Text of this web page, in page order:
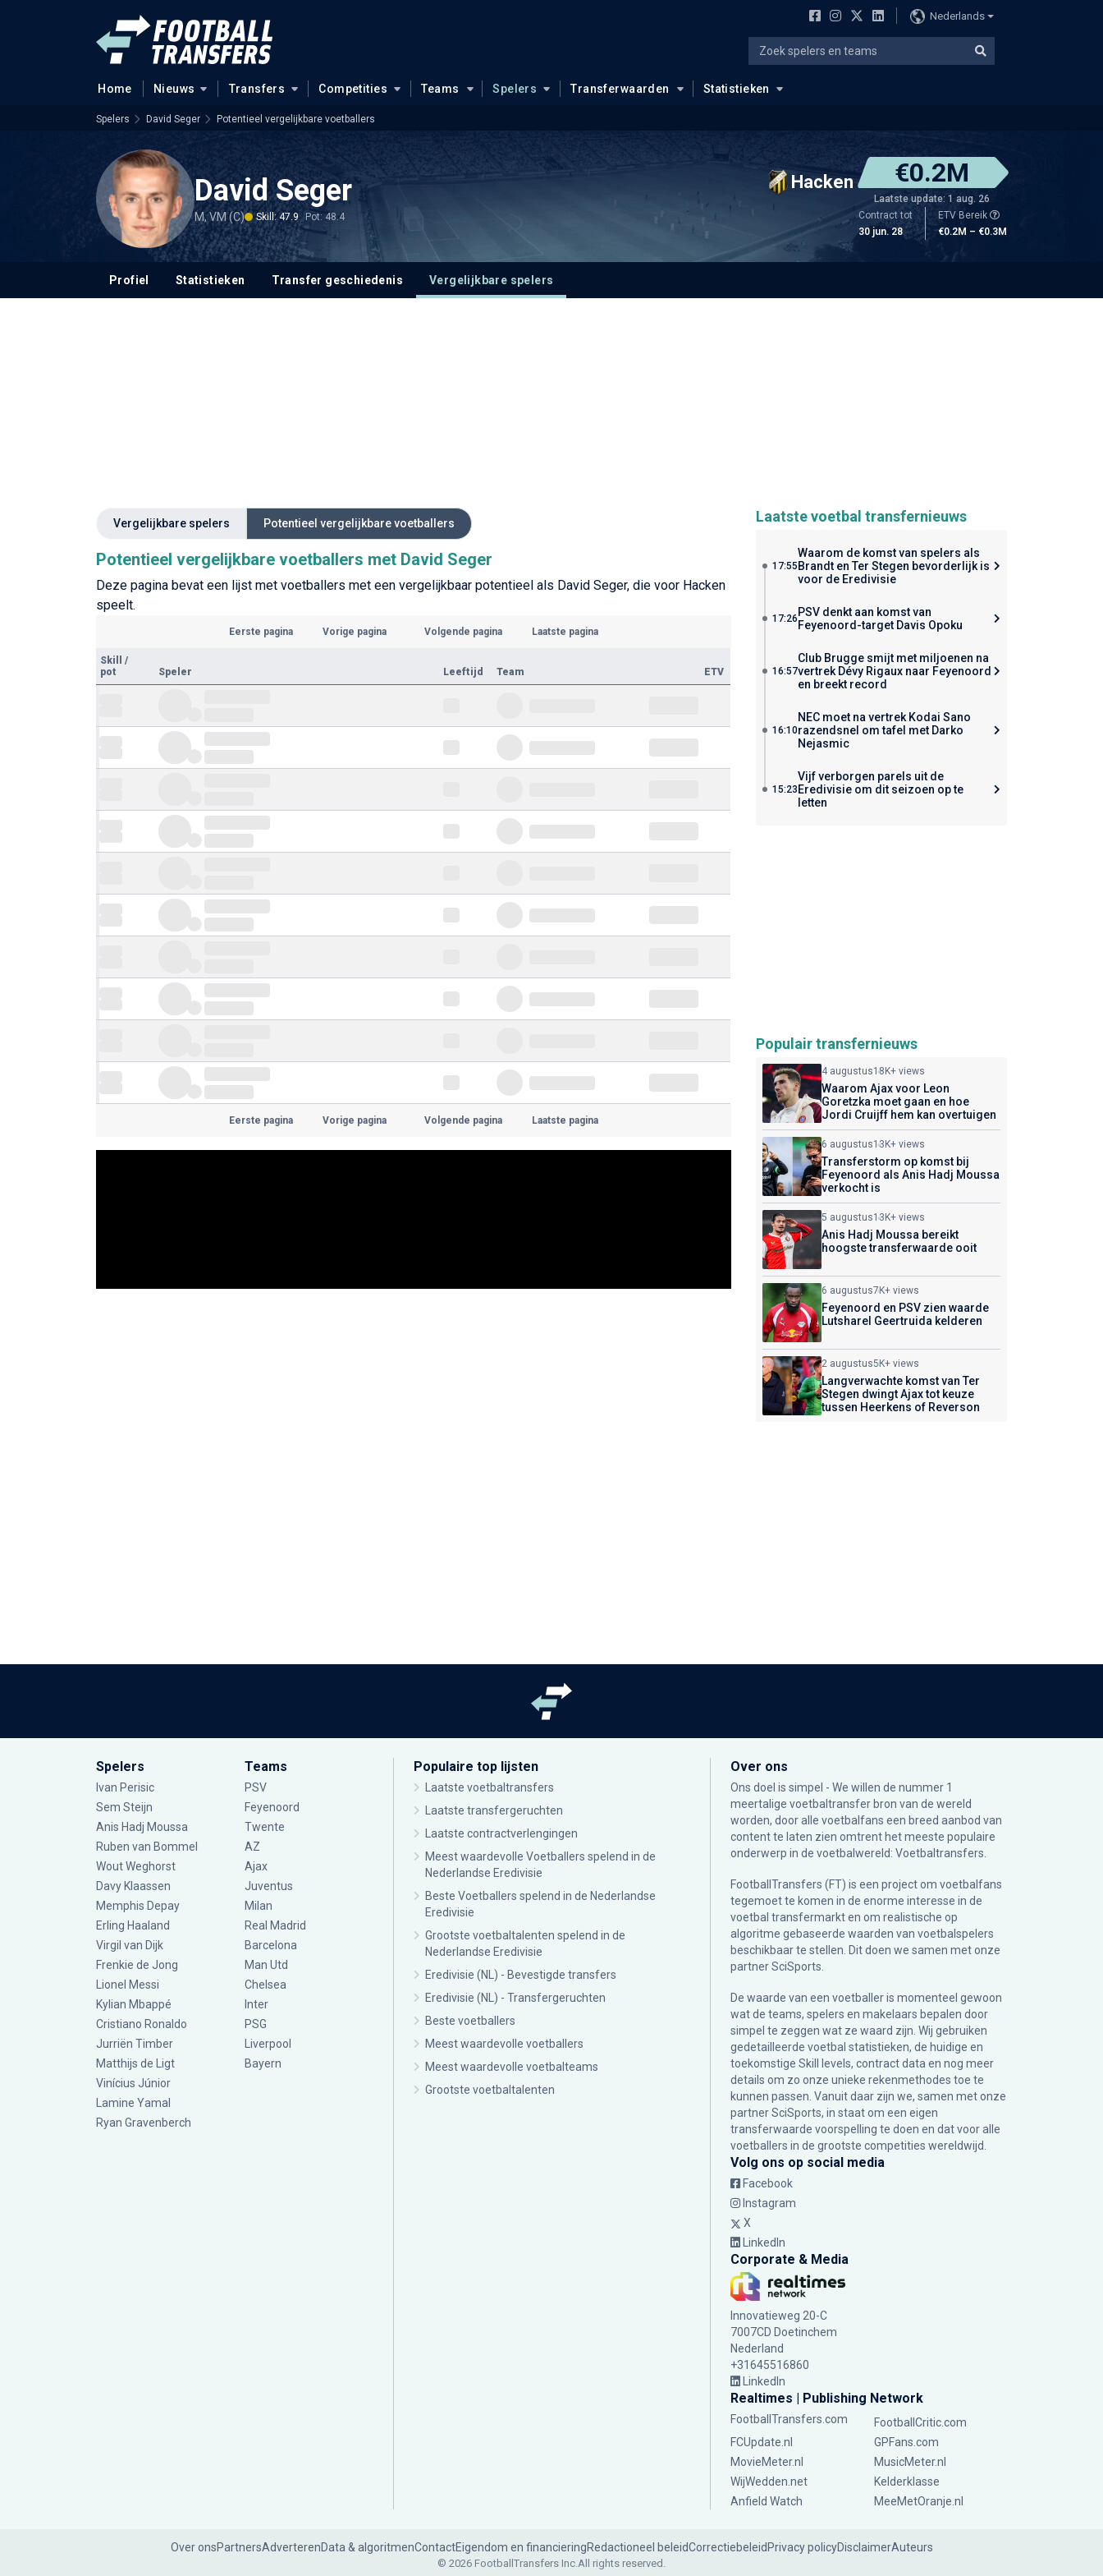
Nederlands
Home Nieuws Transfers Competities Teams Spelers Transferwaarden Statistieken
Spelers David Seger Potentieel vergelijkbare voetballers
David Seger
M, VM (C) Skill: 47.9 Pot: 48.4
Hacken €0.2M
Laatste update: 1 aug. 26
Contract tot
30 jun. 28
ETV Bereik
€0.2M – €0.3M
Profiel Statistieken Transfer geschiedenis Vergelijkbare spelers
Vergelijkbare spelers Potentieel vergelijkbare voetballers
Potentieel vergelijkbare voetballers met David Seger
Deze pagina bevat een lijst met voetballers met een vergelijkbaar potentieel als David Seger, die voor Hacken
speelt.
Eerste pagina Vorige pagina Volgende pagina Laatste pagina
Skill
/
pot
Speler Leeftijd Team ETV
Eerste pagina Vorige pagina Volgende pagina Laatste pagina
Laatste voetbal transfernieuws
17:55
Waarom de komst van spelers als
Brandt en Ter Stegen bevorderlijk is
voor de Eredivisie
17:26 PSV denkt aan komst van
Feyenoord-target Davis Opoku
16:57
Club Brugge smijt met miljoenen na
vertrek Dévy Rigaux naar Feyenoord
en breekt record
16:10
NEC moet na vertrek Kodai Sano
razendsnel om tafel met Darko
Nejasmic
15:23
Vijf verborgen parels uit de
Eredivisie om dit seizoen op te
letten
Populair transfernieuws
4 augustus18K+ views
Waarom Ajax voor Leon
Goretzka moet gaan en hoe
Jordi Cruijff hem kan overtuigen
6 augustus13K+ views
Transferstorm op komst bij
Feyenoord als Anis Hadj Moussa
verkocht is
5 augustus13K+ views
Anis Hadj Moussa bereikt
hoogste transferwaarde ooit
6 augustus7K+ views
Feyenoord en PSV zien waarde
Lutsharel Geertruida kelderen
2 augustus5K+ views
Langverwachte komst van Ter
Stegen dwingt Ajax tot keuze
tussen Heerkens of Reverson
Spelers
Ivan Perisic
Sem Steijn
Anis Hadj Moussa
Ruben van Bommel
Wout Weghorst
Davy Klaassen
Memphis Depay
Erling Haaland
Virgil van Dijk
Frenkie de Jong
Lionel Messi
Kylian Mbappé
Cristiano Ronaldo
Jurriën Timber
Matthijs de Ligt
Vinícius Júnior
Lamine Yamal
Ryan Gravenberch
Teams
PSV
Feyenoord
Twente
AZ
Ajax
Juventus
Milan
Real Madrid
Barcelona
Man Utd
Chelsea
Inter
PSG
Liverpool
Bayern
Populaire top lijsten
Laatste voetbaltransfers
Laatste transfergeruchten
Laatste contractverlengingen
Meest waardevolle Voetballers spelend in de
Nederlandse Eredivisie
Beste Voetballers spelend in de Nederlandse
Eredivisie
Grootste voetbaltalenten spelend in de
Nederlandse Eredivisie
Eredivisie (NL) - Bevestigde transfers
Eredivisie (NL) - Transfergeruchten
Beste voetballers
Meest waardevolle voetballers
Meest waardevolle voetbalteams
Grootste voetbaltalenten
Over ons
Ons doel is simpel - We willen de nummer 1
meertalige voetbaltransfer bron van de wereld
worden, door alle voetbalfans een breed aanbod van
content te laten zien omtrent het meeste populaire
onderwerp in de voetbalwereld: Voetbaltransfers.
FootballTransfers (FT) is een project om voetbalfans
tegemoet te komen in de enorme interesse in de
voetbal transfermarkt en om realistische op
algoritme gebaseerde waarden van voetbalspelers
beschikbaar te stellen. Dit doen we samen met onze
partnerSciSports
De waarde van een voetballer is momenteel gewoon
wat de teams, spelers en makelaars bepalen door
simpel te zeggen wat ze waard zijn. Wij gebruiken
gedetailleerde voetbal statistieken, de huidige en
toekomstige Skill levels, contract data en nog meer
details om zo onze unieke rekenmethodes toe te
kunnen passen. Vanuit daar zijn we, samen met onze
partner SciSports, in staat om een eigen
transferwaarde voorspelling te doen en dat voor alle
voetballers in de grootste competities wereldwijd.
Volg ons op social media
Facebook
Instagram
X
LinkedIn
Corporate & Media
Innovatieweg 20-C
7007CD Doetinchem
Nederland
+31645516860
LinkedIn
Realtimes | Publishing Network
FootballTransfers.com
FootballCritic.com
FCUpdate.nl
GPFans.com
MovieMeter.nl
MusicMeter.nl
WijWedden.net
Kelderklasse
Anfield Watch
MeeMetOranje.nl
Over onsPartnersAdverterenData & algoritmenContactEigendom en financieringRedactioneel beleidCorrectiebeleid Privacy policyDisclaimerAuteurs
© 2026 FootballTransfers Inc.All rights reserved.